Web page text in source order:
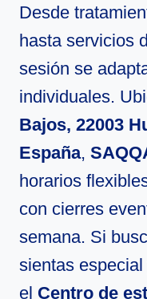
Desde
hasta servicios
sesión se
individuales.
Bajos, 22003
España,
horarios
con cierres
semana. Si
sientas
el Centro de